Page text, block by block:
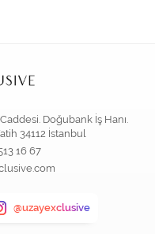
Doğubank İş Hanı.
34112 İstanbul
16 67
@uzayexclusive